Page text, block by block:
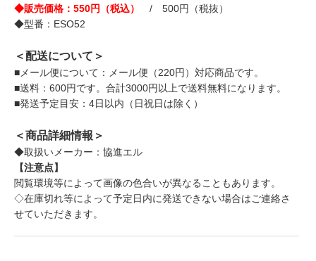
◆販売価格：550円（税込）
/ 500円（税抜）
◆型番：ESO52
＜配送について＞
■メール便について：メール便（220円）対応商品です。
■送料：600円です。合計3000円以上で送料無料になります。
■発送予定目安：4日以内（日祝日は除く）
＜商品詳細情報＞
◆取扱いメーカー：協進エル
【注意点】
閲覧環境等によって画像の色合いが異なることもあります。
◇在庫切れ等によって予定日内に発送できない場合はご連絡さ
せていただきます。